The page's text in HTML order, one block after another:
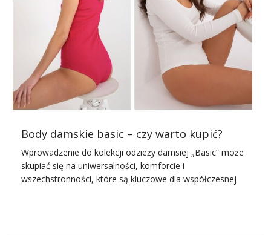
Body damskie basic – czy warto kupić?
Wprowadzenie do kolekcji odzieży damsiej „Basic” może
skupiać się na uniwersalności, komforcie i
wszechstronności, które są kluczowe dla współczesnej